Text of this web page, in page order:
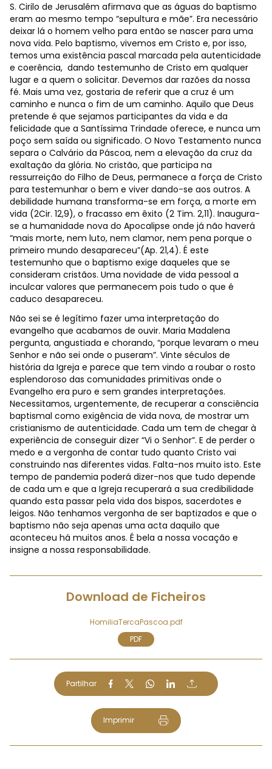
S. Cirilo de Jerusalém afirmava que as águas do baptismo
eram ao mesmo tempo “sepultura e mãe”. Era necessário
deixar lá o homem velho para então se nascer para uma
nova vida. Pelo baptismo, vivemos em Cristo e, por isso,
temos uma existência pascal marcada pela autenticidade
e coerência, dando testemunho de Cristo em qualquer
lugar e a quem o solicitar. Devemos dar razões da nossa
fé. Mais uma vez, gostaria de referir que a cruz é um
caminho e nunca o fim de um caminho. Aquilo que Deus
pretende é que sejamos participantes da vida e da
felicidade que a Santíssima Trindade oferece, e nunca um
poço sem saída ou significado. O Novo Testamento nunca
separa o Calvário da Páscoa, nem a elevação da cruz da
exaltação da glória. No cristão, que participa na
ressurreição do Filho de Deus, permanece a força de Cristo
para testemunhar o bem e viver dando-se aos outros. A
debilidade humana transforma-se em força, a morte em
vida (2Cir. 12,9), o fracasso em êxito (2 Tim. 2,11). Inaugura-
se a humanidade nova do Apocalipse onde já não haverá
“mais morte, nem luto, nem clamor, nem pena porque o
primeiro mundo desapareceu”(Ap. 21,4). É este
testemunho que o baptismo exige daqueles que se
consideram cristãos. Uma novidade de vida pessoal a
inculcar valores que permanecem pois tudo o que é
caduco desapareceu.
Não sei se é legítimo fazer uma interpretação do
evangelho que acabamos de ouvir. Maria Madalena
pergunta, angustiada e chorando, “porque levaram o meu
Senhor e não sei onde o puseram”. Vinte séculos de
história da Igreja e parece que tem vindo a roubar o rosto
esplendoroso das comunidades primitivas onde o
Evangelho era puro e sem grandes interpretações.
Necessitamos, urgentemente, de recuperar a consciência
baptismal como exigência de vida nova, de mostrar um
cristianismo de autenticidade. Cada um tem de chegar à
experiência de conseguir dizer “Vi o Senhor”. E de perder o
medo e a vergonha de contar tudo quanto Cristo vai
construindo nas diferentes vidas. Falta-nos muito isto. Este
tempo de pandemia poderá dizer-nos que tudo depende
de cada um e que a Igreja recuperará a sua credibilidade
quando esta passar pela vida dos bispos, sacerdotes e
leigos. Não tenhamos vergonha de ser baptizados e que o
baptismo não seja apenas uma acta daquilo que
aconteceu há muitos anos. É bela a nossa vocação e
insigne a nossa responsabilidade.
Download de Ficheiros
HomiliaTercaPascoa.pdf
PDF
Partilhar
Imprimir